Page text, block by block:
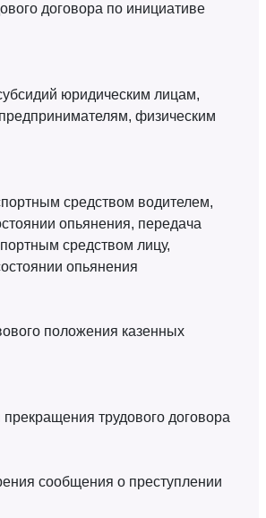
договора по инициативе
юридическим лицам,
физическим
средством водителем,
опьянения, передача
средством лицу,
опьянения
положения казенных
трудового договора
сообщения о преступлении